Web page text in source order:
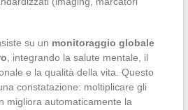
su un monitoraggio globale
, integrando la salute mentale, il
e la qualità della vita. Questo
constatazione: moltiplicare gli
migliora automaticamente la